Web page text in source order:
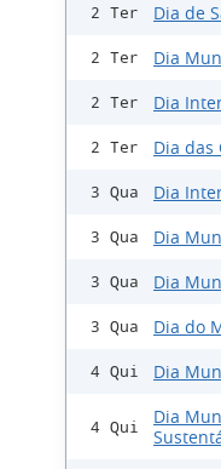
2 Ter Dia de
2 Ter Dia
2 Ter Dia
2 Ter Dia das
3 Qua Dia
3 Qua Dia
3 Qua Dia
3 Qua Dia do
4 Qui Dia
4 Qui
Dia